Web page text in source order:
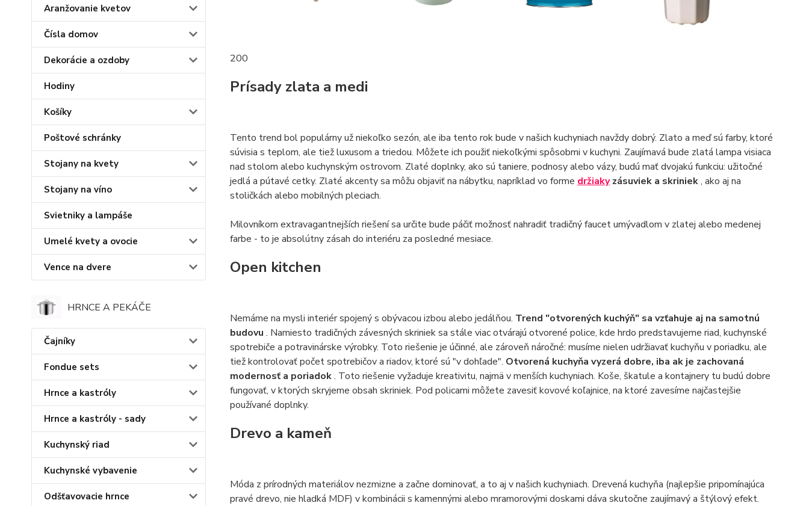
Aranžovanie kvetov
Čísla domov
Dekorácie a ozdoby
Hodiny
Košíky
Poštové schránky
Stojany na kvety
Stojany na víno
Svietniky a lampáše
Umelé kvety a ovocie
Vence na dvere
HRNCE A PEKÁČE
Čajníky
Fondue sets
Hrnce a kastróly
Hrnce a kastróly - sady
Kuchynský riad
Kuchynské vybavenie
Odšťavovacie hrnce
200
Prísady zlata a medi
Tento trend bol populárny už niekoľko sezón, ale iba tento rok bude v našich kuchyniach navždy dobrý. Zlato a meď sú farby, ktoré
súvisia s teplom, ale tiež luxusom a triedou. Môžete ich použiť niekoľkými spôsobmi v kuchyni. Zaujímavá bude zlatá lampa visiaca
nad stolom alebo kuchynským ostrovom. Zlaté doplnky, ako sú taniere, podnosy alebo vázy, budú mať dvojakú funkciu: užitočné
jedlá a pútavé cetky. Zlaté akcenty sa môžu objaviť na nábytku, napríklad vo forme držiakyzásuviek a skriniek, ako aj na
stoličkách alebo mobilných pleciach.
Milovníkom extravagantnejších riešení sa určite bude páčiť možnosť nahradiť tradičný faucet umývadlom v zlatej alebo medenej
farbe - to je absolútny zásah do interiéru za posledné mesiace.
Open kitchen
Nemáme na mysli interiér spojený s obývacou izbou alebo jedálňou. Trend "otvorených kuchýň" sa vzťahuje aj na samotnú
budovu . Namiesto tradičných závesných skriniek sa stále viac otvárajú otvorené police, kde hrdo predstavujeme riad, kuchynské
spotrebiče a potravinárske výrobky. Toto riešenie je účinné, ale zároveň náročné: musíme nielen udržiavať kuchyňu v poriadku, ale
tiež kontrolovať počet spotrebičov a riadov, ktoré sú "v dohľade". Otvorená kuchyňa vyzerá dobre, iba ak je zachovaná
modernosť a poriadok. Toto riešenie vyžaduje kreativitu, najmä v menších kuchyniach. Koše, škatule a kontajnery tu budú dobre
fungovať, v ktorých skryjeme obsah skriniek. Pod policami môžete zavesiť kovové koľajnice, na ktoré zavesíme najčastejšie
používané doplnky.
Drevo a kameň
Móda z prírodných materiálov nezmizne a začne dominovať, a to aj v našich kuchyniach. Drevená kuchyňa (najlepšie pripomínajúca
pravé drevo, nie hladká MDF) v kombinácii s kamennými alebo mramorovými doskami dáva skutočne zaujímavý a štýlový efekt.